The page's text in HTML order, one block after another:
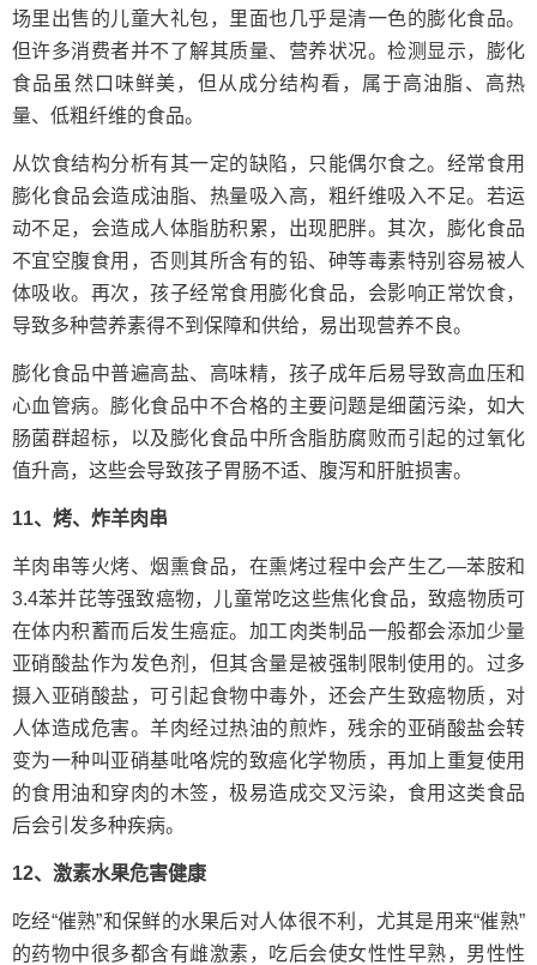
场里出售的儿童大礼包，里面也几乎是清一色的膨化食品。
但许多消费者并不了解其质量、营养状况。检测显示，膨化
食品虽然口味鲜美，但从成分结构看，属于高油脂、高热
量、低粗纤维的食品。
从饮食结构分析有其一定的缺陷，只能偶尔食之。经常食用
膨化食品会造成油脂、热量吸入高，粗纤维吸入不足。若运
动不足，会造成人体脂肪积累，出现肥胖。其次，膨化食品
不宜空腹食用，否则其所含有的铅、砷等毒素特别容易被人
体吸收。再次，孩子经常食用膨化食品，会影响正常饮食，
导致多种营养素得不到保障和供给，易出现营养不良。
膨化食品中普遍高盐、高味精，孩子成年后易导致高血压和
心血管病。膨化食品中不合格的主要问题是细菌污染，如大
肠菌群超标，以及膨化食品中所含脂肪腐败而引起的过氧化
值升高，这些会导致孩子胃肠不适、腹泻和肝脏损害。
11、烤、炸羊肉串
羊肉串等火烤、烟熏食品，在熏烤过程中会产生乙—苯胺和
3.4苯并芘等强致癌物，儿童常吃这些焦化食品，致癌物质可
在体内积蓄而后发生癌症。加工肉类制品一般都会添加少量
亚硝酸盐作为发色剂，但其含量是被强制限制使用的。过多
摄入亚硝酸盐，可引起食物中毒外，还会产生致癌物质，对
人体造成危害。羊肉经过热油的煎炸，残余的亚硝酸盐会转
变为一种叫亚硝基吡咯烷的致癌化学物质，再加上重复使用
的食用油和穿肉的木签，极易造成交叉污染，食用这类食品
后会引发多种疾病。
12、激素水果危害健康
吃经“催熟”和保鲜的水果后对人体很不利，尤其是用来“催熟”
的药物中很多都含有雌激素，吃后会使女性性早熟，男性性